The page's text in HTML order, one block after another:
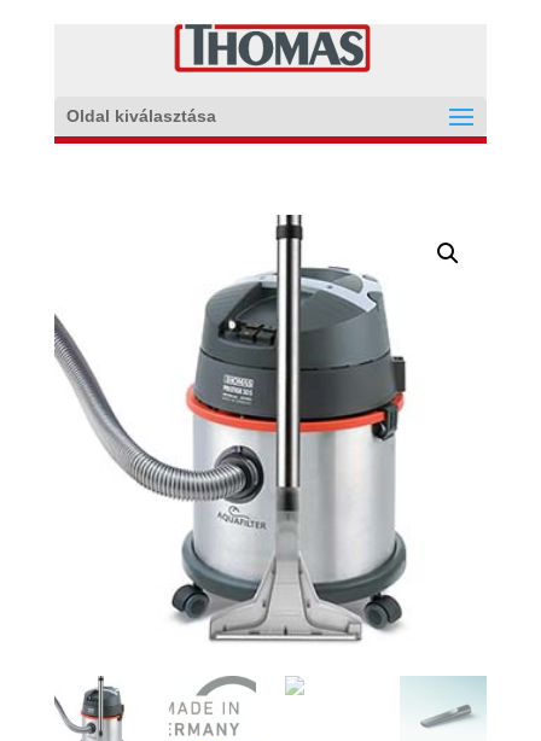
Oldal kiválasztása